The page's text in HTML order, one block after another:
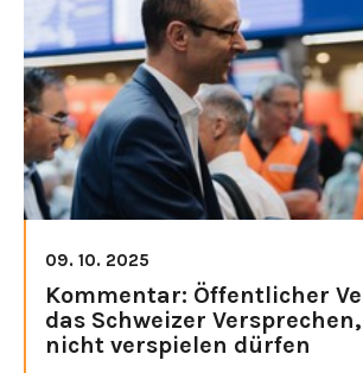
09. 10. 2025
Kommentar: Öffentlicher
das Schweizer
nicht verspielen dürfen